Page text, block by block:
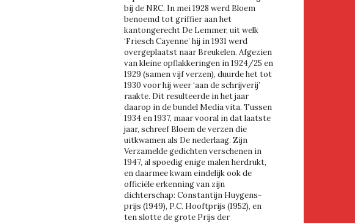
bij de NRC. In mei 1928 werd Bloem
benoemd tot griffier aan het
kantongerecht De Lemmer, uit welk
‘Friesch Cayenne’ hij in 1931 werd
overgeplaatst naar Breukelen. Afgezien
van kleine opflakkeringen in 1924/25 en
1929 (samen vijf verzen), duurde het tot
1930 voor hij weer ‘aan de schrijverij’
raakte. Dit resulteerde in het jaar
daarop in de bundel Media vita. Tussen
1934 en 1937, maar vooral in dat laatste
jaar, schreef Bloem de verzen die
uitkwamen als De nederlaag. Zijn
Verzamelde gedichten verschenen in
1947, al spoedig enige malen herdrukt,
en daarmee kwam eindelijk ook de
officiële erkenning van zijn
dichterschap: Constantijn Huygens-
prijs (1949), P.C. Hooftprijs (1952), en
ten slotte de grote Prijs der